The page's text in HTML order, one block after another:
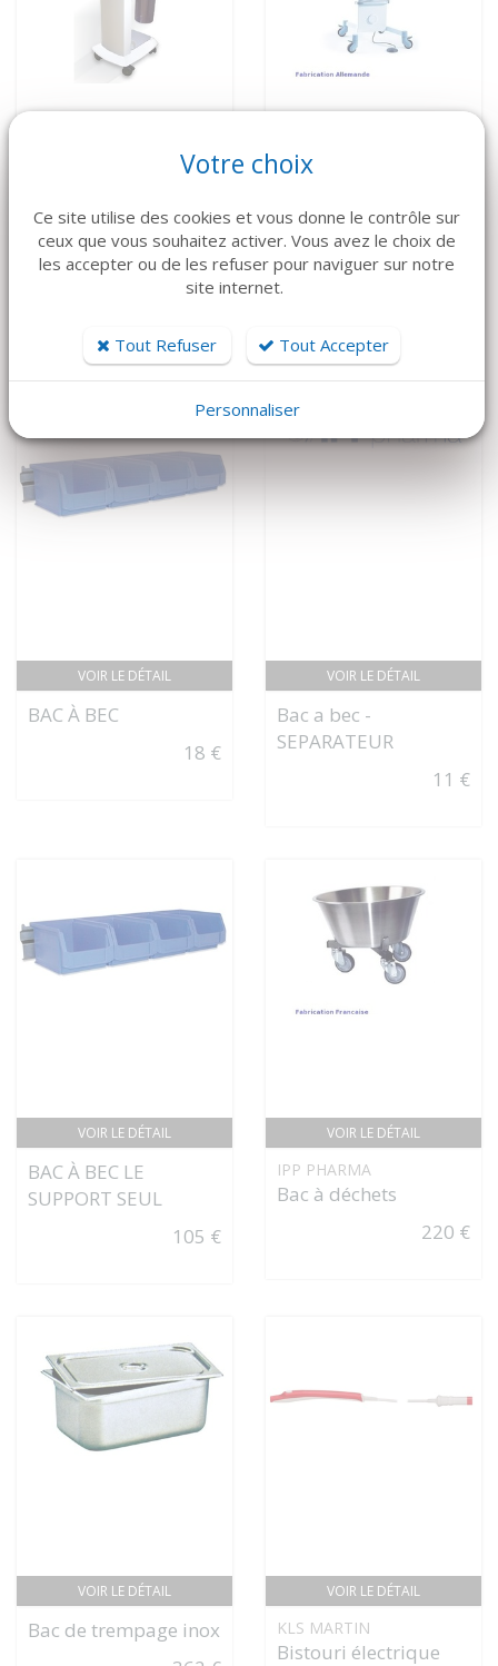
Aspiration mobile
C451 ATMOS
MEDAP
Aspiration mobile
Twista 1070
VOIR LE DÉTAIL
BAC À BEC
18 €
VOIR LE DÉTAIL
Bac a bec -
SEPARATEUR
11 €
VOIR LE DÉTAIL
BAC À BEC LE
SUPPORT SEUL
105 €
VOIR LE DÉTAIL
IPP PHARMA
Bac à déchets
220 €
VOIR LE DÉTAIL
Bac de trempage inox
VOIR LE DÉTAIL
KLS MARTIN
Bistouri électrique
Votre choix
Ce site utilise des cookies et vous donne le contrôle sur
ceux que vous souhaitez activer. Vous avez le choix de
les accepter ou de les refuser pour naviguer sur notre
site internet.
Tout Refuser Tout Accepter
Personnaliser